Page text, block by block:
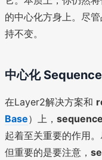
的中心化方身上。尽
持不变。
中心化
在Layer2解决方案和
Base）上，
起着至关重要的作用
但重要的是要注意，